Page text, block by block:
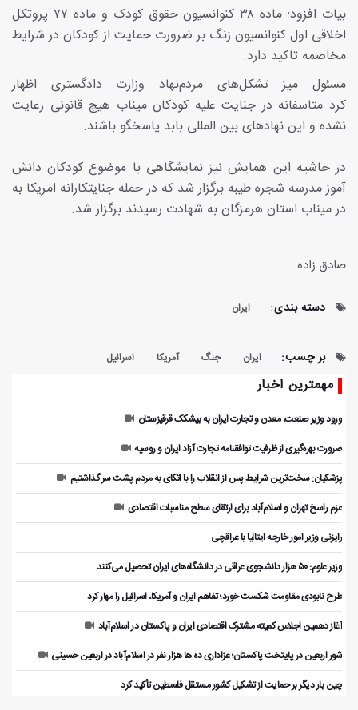
بیات افزود: ماده ۳۸ کنوانسیون حقوق کودک و ماده ۷۷ پروتکل
اخلاقی اول کنوانسیون زنگ بر ضرورت حمایت از کودکان در شرایط
مخاصمه تاکید دارد.
مسئول میز تشکل‌های مردم‌نهاد وزارت دادگستری اظهار
کرد متاسفانه در جنایت علیه کودکان میناب هیچ قانونی رعایت
نشده و این نهاد‌های بین المللی بابد پاسخگو باشند.
در حاشیه این همایش نیز نمایشگاهی با موضوع کودکان دانش
آموز مدرسه شجره طیبه برگزار شد که در حمله جنایتکارانه امریکا به
در میناب استان هرمزگان به شهادت رسیدند برگزار شد.
صادق زاده
دسته بندی: ایران
بر چسب: ایران جنگ آمریکا اسرائیل
مهمترین اخبار
ورود وزیر صنعت، معدن و تجارت ایران به بیشکک قرقیزستان
ضرورت بهره‌گیری از ظرفیت توافقنامه تجارت آزاد ایران و روسیه
پزشکیان: سخت‌ترین شرایط پس از انقلاب را با اتکای به مردم پشت سر گذاشتیم
عزم راسخ تهران و اسلام‌آباد برای ارتقای سطح مناسبات اقتصادی
رایزنی وزیر امور خارجه ایتالیا با عراقچی
وزیر علوم: ۵۰ هزار دانشجوی عراقی در دانشگاه‌های ایران تحصیل می‌کنند
طرح نابودی مقاومت شکست خورد؛ تفاهم ایران و آمریکا، اسرائیل را مهار کرد
آغاز دهمین اجلاس کمیته مشترک اقتصادی ایران و پاکستان در اسلام‌آباد
شور اربعین در پایتخت پاکستان؛ عزاداری ده ها هزار نفر در اسلام‌آباد در اربعین حسینی
چین بار دیگر بر حمایت از تشکیل کشور مستقل فلسطین تأکید کرد